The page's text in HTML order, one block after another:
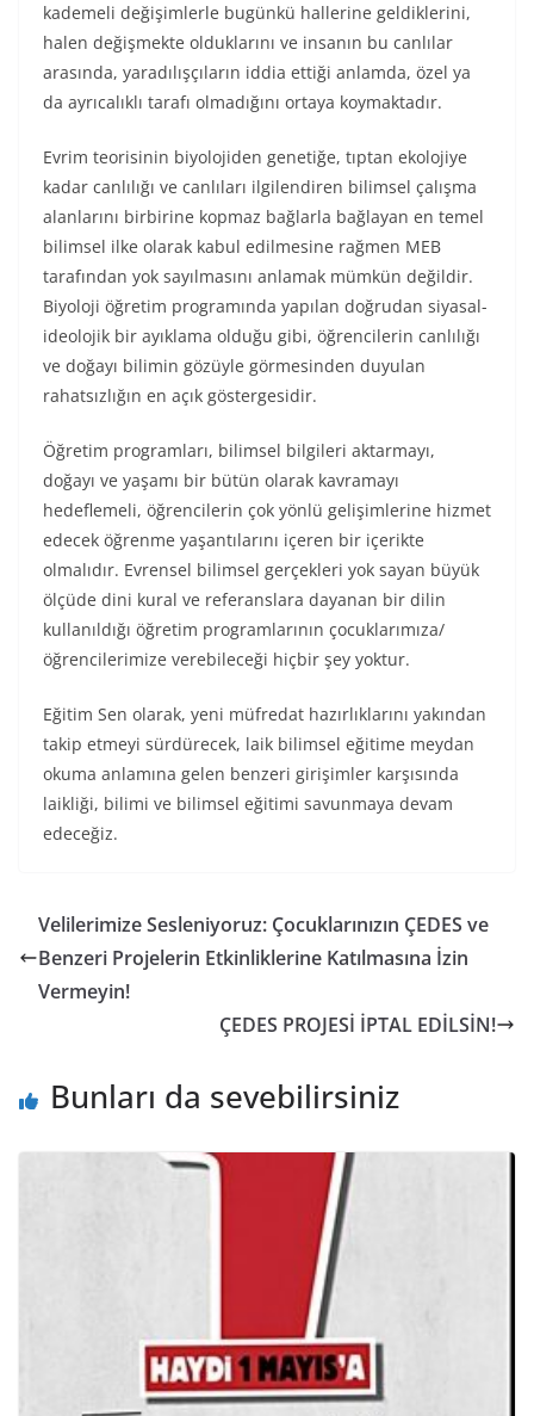
kademeli değişimlerle bugünkü hallerine geldiklerini,
halen değişmekte olduklarını ve insanın bu canlılar
arasında, yaradılışçıların iddia ettiği anlamda, özel ya
da ayrıcalıklı tarafı olmadığını ortaya koymaktadır.
Evrim teorisinin biyolojiden genetiğe, tıptan ekolojiye
kadar canlılığı ve canlıları ilgilendiren bilimsel çalışma
alanlarını birbirine kopmaz bağlarla bağlayan en temel
bilimsel ilke olarak kabul edilmesine rağmen MEB
tarafından yok sayılmasını anlamak mümkün değildir.
Biyoloji öğretim programında yapılan doğrudan siyasal-
ideolojik bir ayıklama olduğu gibi, öğrencilerin canlılığı
ve doğayı bilimin gözüyle görmesinden duyulan
rahatsızlığın en açık göstergesidir.
Öğretim programları, bilimsel bilgileri aktarmayı,
doğayı ve yaşamı bir bütün olarak kavramayı
hedeflemeli, öğrencilerin çok yönlü gelişimlerine hizmet
edecek öğrenme yaşantılarını içeren bir içerikte
olmalıdır. Evrensel bilimsel gerçekleri yok sayan büyük
ölçüde dini kural ve referanslara dayanan bir dilin
kullanıldığı öğretim programlarının çocuklarımıza/
öğrencilerimize verebileceği hiçbir şey yoktur.
Eğitim Sen olarak, yeni müfredat hazırlıklarını yakından
takip etmeyi sürdürecek, laik bilimsel eğitime meydan
okuma anlamına gelen benzeri girişimler karşısında
laikliği, bilimi ve bilimsel eğitimi savunmaya devam
edeceğiz.
Velilerimize Sesleniyoruz: Çocuklarınızın ÇEDES ve
Benzeri Projelerin Etkinliklerine Katılmasına İzin
Vermeyin!
ÇEDES PROJESİ İPTAL EDİLSİN!
Bunları da sevebilirsiniz